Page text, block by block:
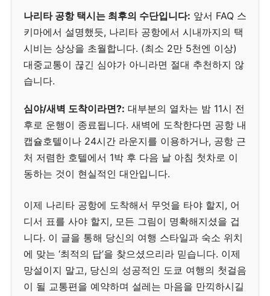
나리타 공항 택시는 최후의 수단입니다: 앞서 FAQ 스
키마에서 설명했듯, 나리타 공항에서 시내까지의 택
시비는 상상을 초월합니다. (최소 2만 5천엔 이상)
대중교통이 끊긴 심야가 아니라면 절대 추천하지 않
습니다.
심야/새벽 도착이라면?: 대부분의 열차는 밤 11시 전
후로 운행이 종료됩니다. 새벽에 도착한다면 공항 내
캡슐호텔이나 24시간 라운지를 이용하거나, 공항 근
처 저렴한 호텔에서 1박 후 다음 날 아침 첫차로 이
동하는 것이 현실적인 대안입니다.
이제 나리타 공항에 도착해서 무엇을 타야 할지, 어
디서 표를 사야 할지, 모든 그림이 명확해지셨을 겁
니다. 이 글을 통해 당신의 여행 스타일과 숙소 위치
에 맞는 ‘최적의 답’을 찾으셨으리라 믿습니다. 이제
망설이지 말고, 당신의 성공적인 도쿄 여행의 첫걸음
이 될 교통편을 예약하며 설레는 마음을 만끽하시길